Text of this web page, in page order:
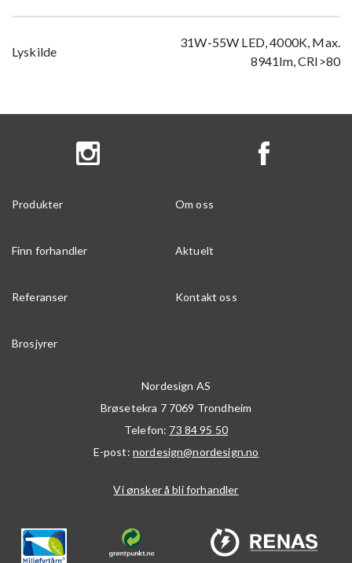
Lyskilde
31W-55W LED, 4000K, Max.
8941lm, CRI>80
Produkter Om oss
Finn forhandler Aktuelt
Referanser Kontakt oss
Brosjyrer
Nordesign AS
Brøsetekra 7 7069 Trondheim
Telefon: 73 84 95 50
E-post: nordesign@nordesign.no
Vi ønsker å bli forhandler